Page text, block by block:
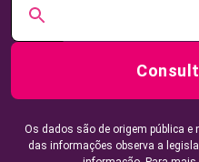
Os dados são de origem pública
das informações observa a